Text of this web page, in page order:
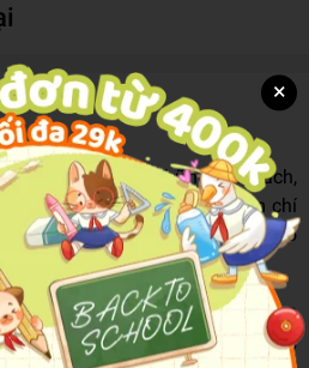
mình đều có những tính cách,
biệt nhất, thú vị nhất, thậm chí
tự hỏi bản thân mình thì có
và trả lời, chắc chắn, em sẽ tìm
chính mình, để em luôn tự tin,
×